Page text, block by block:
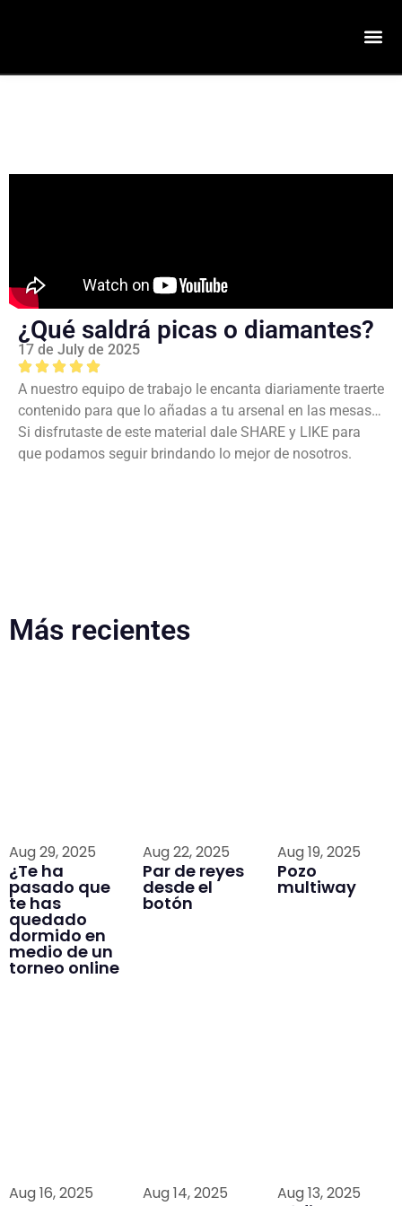
¿Qué saldrá picas o diamantes?
17 de July de 2025
A nuestro equipo de trabajo le encanta diariamente traerte
contenido para que lo añadas a tu arsenal en las mesas…
Si disfrutaste de este material dale SHARE y LIKE para
que podamos seguir brindando lo mejor de nosotros.
Más recientes
Aug 29, 2025
¿Te ha
pasado que
te has
quedado
dormido en
medio de un
torneo online
Aug 22, 2025
Par de reyes
desde el
botón
Aug 19, 2025
Pozo
multiway
Aug 16, 2025 Aug 14, 2025 Aug 13, 2025